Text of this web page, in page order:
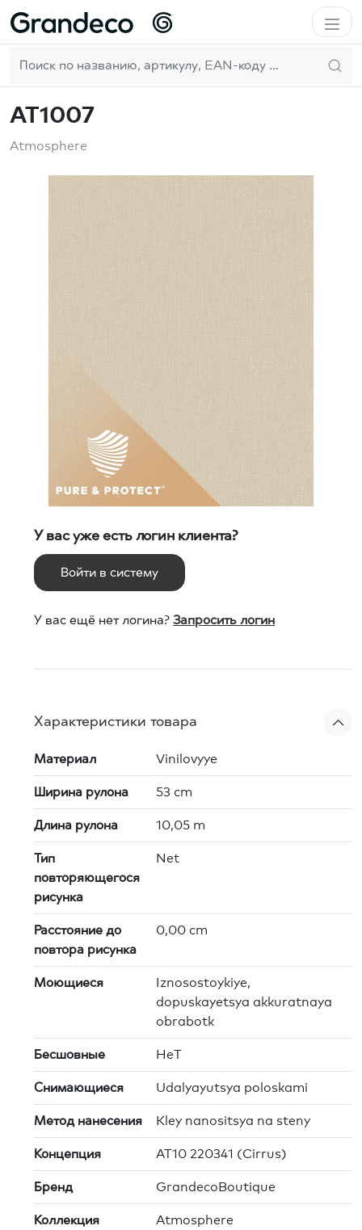
Домой GrandecoBoutique
Pure & Protect
AT1007
Atmosphere
У вас уже есть логин клиента?
Войти в систему
У вас ещё нет логина? Запросить логин
Характеристики товара
Материал Vinilovyye
Ширина рулона 53 cm
Длина рулона 10,05 m
Тип
повторяющегося
рисунка
Net
Расстояние до
повтора рисунка
0,00 cm
Моющиеся
Iznosostoykiye,
dopuskayetsya akkuratnaya
obrabotk
Бесшовные HeT
Снимающиеся Udalyayutsya poloskami
Метод нанесения Kley nanositsya na steny
Концепция AT10 220341 (Cirrus)
Бренд GrandecoBoutique
Коллекция Atmosphere